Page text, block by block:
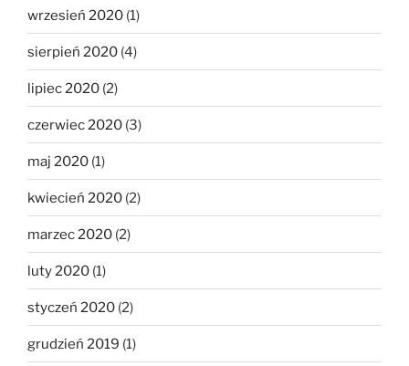
wrzesień 2020 (1)
sierpień 2020 (4)
lipiec 2020 (2)
czerwiec 2020 (3)
maj 2020 (1)
kwiecień 2020 (2)
marzec 2020 (2)
luty 2020 (1)
styczeń 2020 (2)
grudzień 2019 (1)